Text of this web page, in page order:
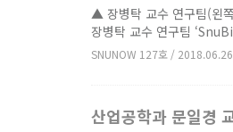
▲ 장병탁 교수 연구팀(왼
장병탁 교수 연구팀
SNUNOW 127호 / 2018.06.26
산업공학과 문일경